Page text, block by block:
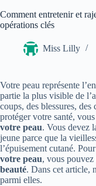
Comment entretenir et
opérations clés
Miss Lilly
Votre peau représente
partie la plus visible de
coups, des blessures,
protéger votre santé,
votre peau. Vous devez
jeune parce que la
l’épuisement cutané. Pour
votre peau, vous
beauté. Dans cet article,
parmi elles.